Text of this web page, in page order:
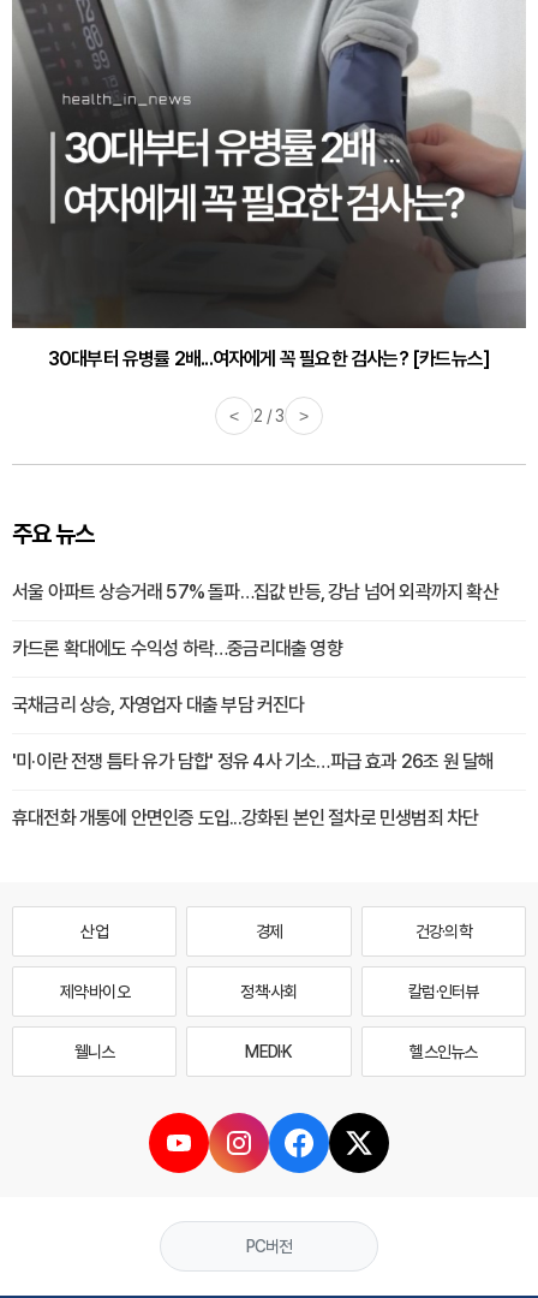
30대부터 유병률 2배...여자에게 꼭 필요한 검사는? [카드뉴스]
감기·독감 예방하고 면역력 높이는 4가지 영양제 [카드뉴스]
< 2 / 3 >
주요 뉴스
서울 아파트 상승거래 57% 돌파…집값 반등, 강남 넘어 외곽까지 확산
카드론 확대에도 수익성 하락…중금리대출 영향
국채금리 상승, 자영업자 대출 부담 커진다
'미·이란 전쟁 틈타 유가 담합' 정유 4사 기소…파급 효과 26조 원 달해
휴대전화 개통에 안면인증 도입...강화된 본인 절차로 민생범죄 차단
산업 경제 건강·의학
제약·바이오 정책·사회 칼럼·인터뷰
웰니스 MEDI·K 헬스인뉴스
PC버전